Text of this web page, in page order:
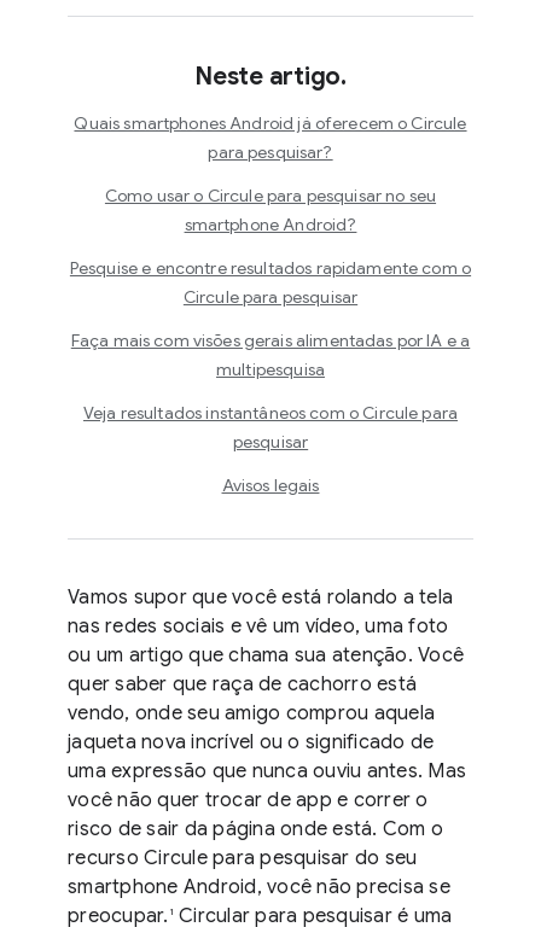
Neste artigo.
Quais smartphones Android já oferecem o Circule
para pesquisar?
Como usar o Circule para pesquisar no seu
smartphone Android?
Pesquise e encontre resultados rapidamente com o
Circule para pesquisar
Faça mais com visões gerais alimentadas por IA e a
multipesquisa
Veja resultados instantâneos com o Circule para
pesquisar
Avisos legais
Vamos supor que você está rolando a tela
nas redes sociais e vê um vídeo, uma foto
ou um artigo que chama sua atenção. Você
quer saber que raça de cachorro está
vendo, onde seu amigo comprou aquela
jaqueta nova incrível ou o significado de
uma expressão que nunca ouviu antes. Mas
você não quer trocar de app e correr o
risco de sair da página onde está. Com o
recurso Circule para pesquisar do seu
smartphone Android, você não precisa se
preocupar. 1 Circular para pesquisar é uma